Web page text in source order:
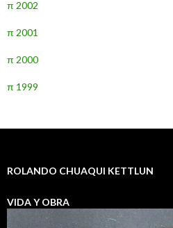
π 2002
π 2001
π 2000
π 1999
ROLANDO CHUAQUI KETTLUN
VIDA Y OBRA